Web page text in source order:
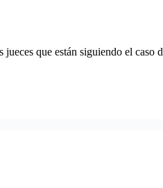
que están siguiendo el caso